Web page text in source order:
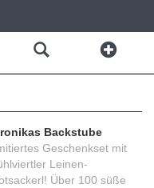
Backstube
Geschenkset mit
Leinen-
Über 100 süße